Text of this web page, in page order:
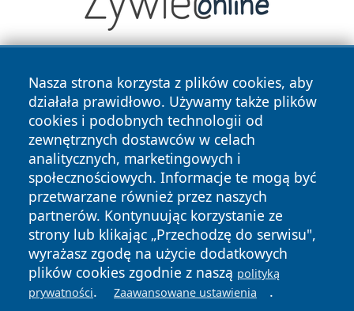
Nasza strona korzysta z plików cookies, aby
działała prawidłowo. Używamy także plików
cookies i podobnych technologii od
zewnętrznych dostawców w celach
analitycznych, marketingowych i
społecznościowych. Informacje te mogą być
przetwarzane również przez naszych
partnerów. Kontynuując korzystanie ze
strony lub klikając „Przechodzę do serwisu",
wyrażasz zgodę na użycie dodatkowych
plików cookies zgodnie z naszą polityką
prywatności. Zaawansowane ustawienia .
Copyright © 2026 mojzgierz.pl Wszystkie prawa zastrzeżone.
News Autorzy
Polityka
Prywatności
Polityka
Cookies